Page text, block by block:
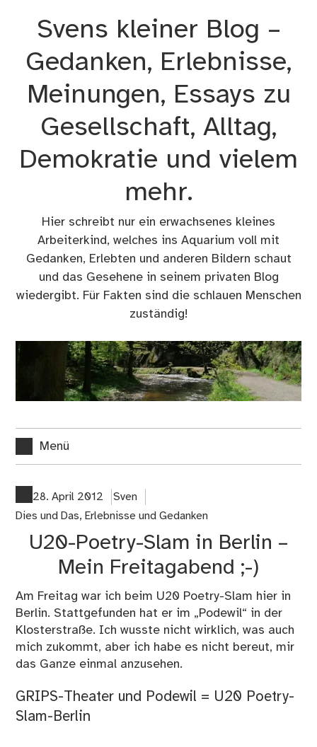
Svens kleiner Blog –
Gedanken, Erlebnisse,
Meinungen, Essays zu
Gesellschaft, Alltag,
Demokratie und vielem
mehr.
Hier schreibt nur ein erwachsenes kleines
Arbeiterkind, welches ins Aquarium voll mit
Gedanken, Erlebten und anderen Bildern schaut
und das Gesehene in seinem privaten Blog
wiedergibt. Für Fakten sind die schlauen Menschen
zuständig!
Menü
28. April 2012
Sven
Dies und Das, Erlebnisse und Gedanken
U20-Poetry-Slam in Berlin –
Mein Freitagabend ;-)
Am Freitag war ich beim U20 Poetry-Slam hier in
Berlin. Stattgefunden hat er im „Podewil“ in der
Klosterstraße. Ich wusste nicht wirklich, was auch
mich zukommt, aber ich habe es nicht bereut, mir
das Ganze einmal anzusehen.
GRIPS-Theater und Podewil = U20 Poetry-
Slam-Berlin